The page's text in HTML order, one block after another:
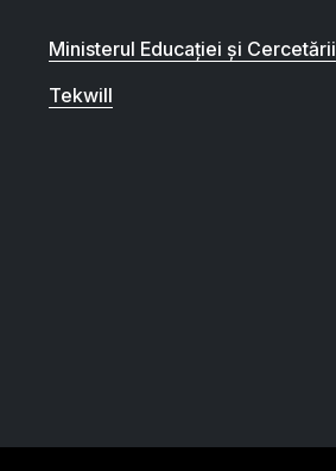
Ministerul Educației și Cercetării
Tekwill